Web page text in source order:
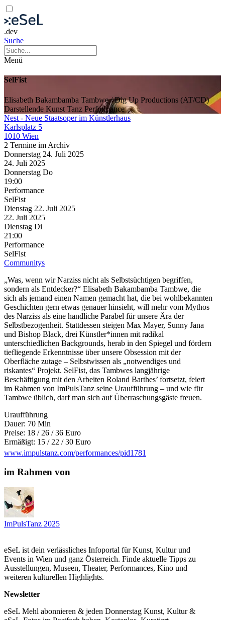
.dev
Suche
Menü
SelFist
Elisabeth Bakambamba Tambwe / Dig Up Productions (AT/CD)
Darstellende Kunst Tanz Performance
Nest - Neue Staatsoper im Künstlerhaus
Karlsplatz 5
1010 Wien
2 Termine im Archiv
Donnerstag 24. Juli 2025
24. Juli 2025
Donnerstag Do
19:00
Performance
SelFist
Dienstag 22. Juli 2025
22. Juli 2025
Dienstag Di
21:00
Performance
SelFist
Communitys
„Was, wenn wir Narziss nicht als Selbstsüchtigen begriffen,
sondern als Entdecker?“ Elisabeth Bakambamba Tambwe, die
sich als jemand einen Namen gemacht hat, die bei wohlbekannten
Geschichten gern etwas genauer hinsieht, will mehr vom Mythos
des Narziss als eine handliche Parabel für unsere Ära der
Selbstbezogenheit. Stattdessen steigen Max Mayer, Sunny Jana
und Bishop Black, drei Künstler*innen mit radikal
unterschiedlichen Backgrounds, herab in den Spiegel und fördern
tiefliegende Erkenntnisse über unsere Obsession mit der
Oberfläche zutage – Selbstwissen als „notwendiges und
riskantes“ Projekt. SelFist, das Tambwes langjährige
Beschäftigung mit den Arbeiten Roland Barthes’ fortsetzt, feiert
im Rahmen von ImPulsTanz seine Uraufführung – und wie für
Tambwe üblich, darf man sich auf Überraschungsgäste freuen.
Uraufführung
Dauer: 70 Min
Preise: 18 / 26 / 36 Euro
Ermäßigt: 15 / 22 / 30 Euro
Empfohlen ab 16 Jahren.
In englischer, französischer und deutscher Sprache.
www.impulstanz.com/performances/pid1781
im Rahmen von
ImPulsTanz 2025
eSeL ist dein verlässliches Infoportal für Kunst, Kultur und
Events in Wien und ganz Österreich. Finde aktuelle Tipps zu
Ausstellungen, Museen, Theater, Performances, Kino und
weiteren kulturellen Highlights.
Newsletter
eSeL Mehl abonnieren & jeden Donnerstag Kunst, Kultur &